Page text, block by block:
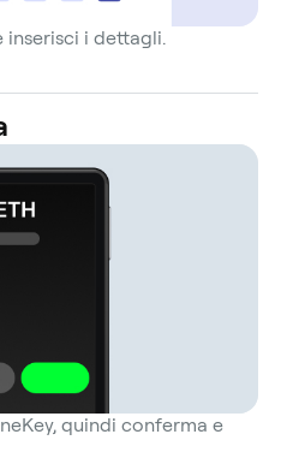
inserisci i dettagli.
quindi conferma e